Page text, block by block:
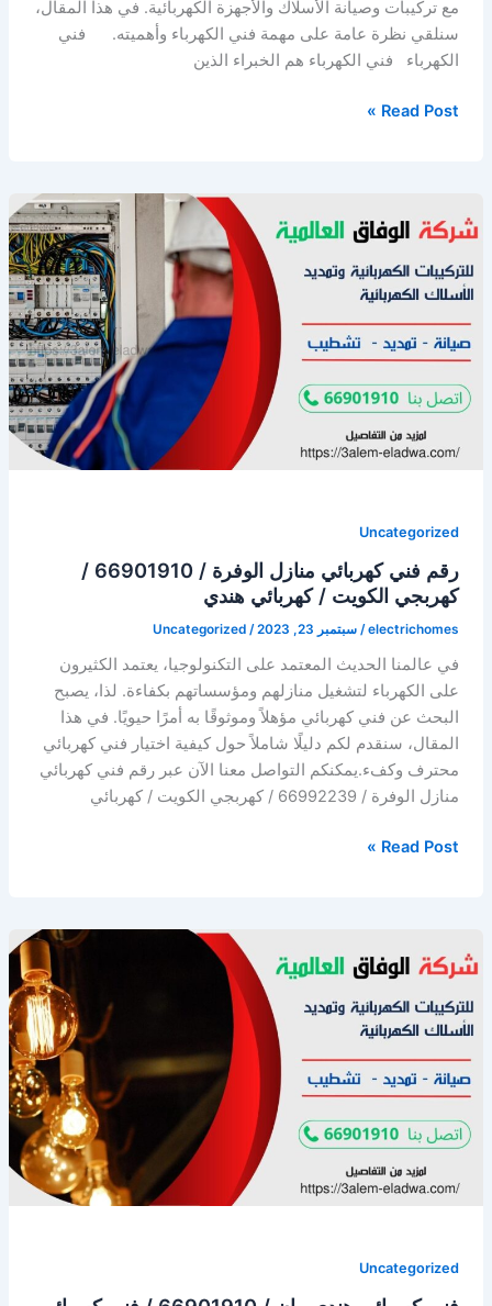
مع تركيبات وصيانة الأسلاك والأجهزة الكهربائية. في هذا المقال،
سنلقي نظرة عامة على مهمة فني الكهرباء وأهميته. فني
الكهرباء فني الكهرباء هم الخبراء الذين
كهربائي
66901910
/
كهربائي
باكستاني
/
ثريات
واسبوت
لايت
Read Post »
Uncategorized
رقم فني كهربائي منازل الوفرة / 66901910 /
كهربجي الكويت / كهربائي هندي
electrichomes
/ سبتمبر 23, 2023 /
Uncategorized
في عالمنا الحديث المعتمد على التكنولوجيا، يعتمد الكثيرون
على الكهرباء لتشغيل منازلهم ومؤسساتهم بكفاءة. لذا، يصبح
البحث عن فني كهربائي مؤهلاً وموثوقًا به أمرًا حيويًا. في هذا
المقال، سنقدم لكم دليلًا شاملاً حول كيفية اختيار فني كهربائي
محترف وكفء.يمكنكم التواصل معنا الآن عبر رقم فني كهربائي
منازل الوفرة / 66992239 / كهربجي الكويت / كهربائي
رقم
الوفرة
/
66901910
/
كهربجي
الكويت
كهربائي
هندي
Read Post »
Uncategorized